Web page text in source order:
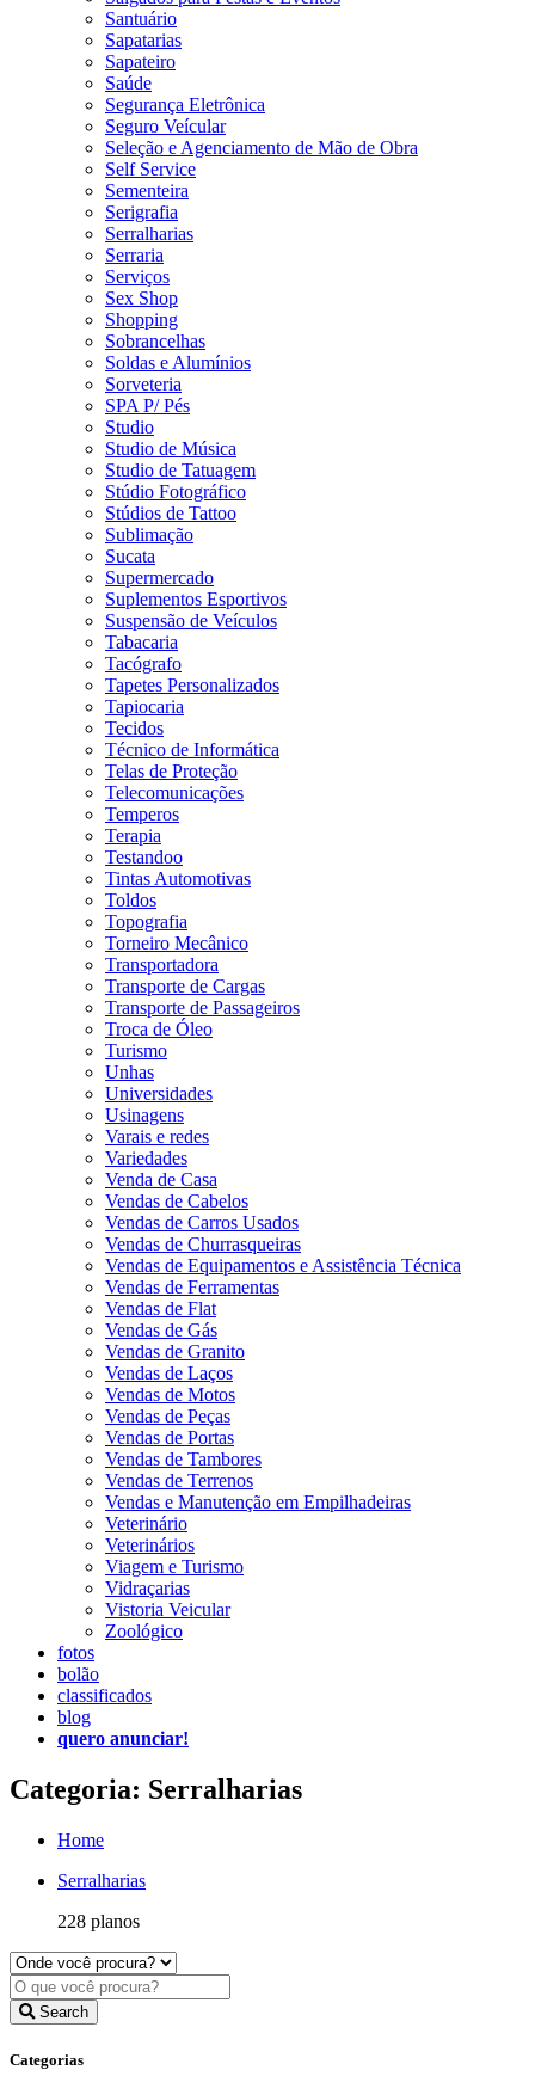
Santuário
Sapatarias
Sapateiro
Saúde
Segurança Eletrônica
Seguro Veícular
Seleção e Agenciamento de Mão de Obra
Self Service
Sementeira
Serigrafia
Serralharias
Serraria
Serviços
Sex Shop
Shopping
Sobrancelhas
Soldas e Alumínios
Sorveteria
SPA P/ Pés
Studio
Studio de Música
Studio de Tatuagem
Stúdio Fotográfico
Stúdios de Tattoo
Sublimação
Sucata
Supermercado
Suplementos Esportivos
Suspensão de Veículos
Tabacaria
Tacógrafo
Tapetes Personalizados
Tapiocaria
Tecidos
Técnico de Informática
Telas de Proteção
Telecomunicações
Temperos
Terapia
Testandoo
Tintas Automotivas
Toldos
Topografia
Torneiro Mecânico
Transportadora
Transporte de Cargas
Transporte de Passageiros
Troca de Óleo
Turismo
Unhas
Universidades
Usinagens
Varais e redes
Variedades
Venda de Casa
Vendas de Cabelos
Vendas de Carros Usados
Vendas de Churrasqueiras
Vendas de Equipamentos e Assistência Técnica
Vendas de Ferramentas
Vendas de Flat
Vendas de Gás
Vendas de Granito
Vendas de Laços
Vendas de Motos
Vendas de Peças
Vendas de Portas
Vendas de Tambores
Vendas de Terrenos
Vendas e Manutenção em Empilhadeiras
Veterinário
Veterinários
Viagem e Turismo
Vidraçarias
Vistoria Veicular
Zoológico
fotos
bolão
classificados
blog
quero anunciar!
Categoria: Serralharias
Home
Serralharias
228 planos
Search
Categorias